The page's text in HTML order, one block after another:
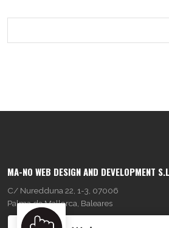
MA-NO WEB DESIGN AND DEVELOPMENT
C/ Nuredduna 22, 1-3, 07006
Palma de Mallorca, Baleares